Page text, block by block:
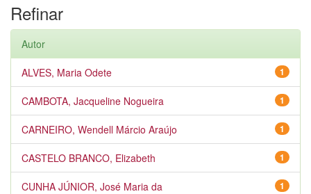
Refinar
Autor
1
ALVES, Maria Odete
1
CAMBOTA, Jacqueline Nogueira
1
CARNEIRO, Wendell Márcio Araújo
1
CASTELO BRANCO, Elizabeth
1
CUNHA JÚNIOR, José Maria da